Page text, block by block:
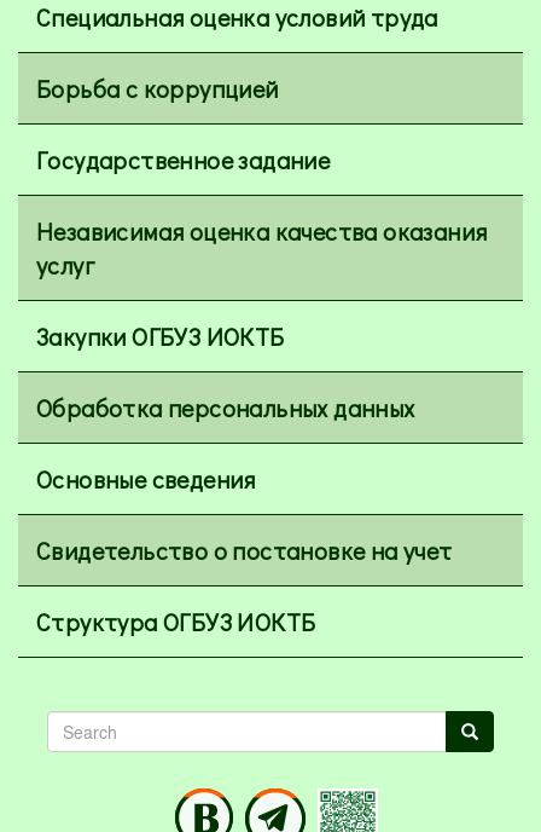
Специальная оценка условий труда
Борьба с коррупцией
Государственное задание
Независимая оценка качества оказания
услуг
Закупки ОГБУЗ ИОКТБ
Обработка персональных данных
Основные сведения
Свидетельство о постановке на учет
Структура ОГБУЗ ИОКТБ
Search Search